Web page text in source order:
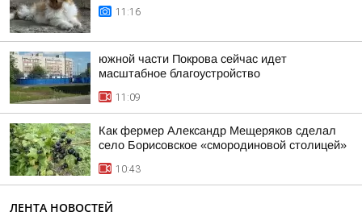
11:16
южной части Покрова сейчас идет
масштабное благоустройство
11:09
Как фермер Александр Мещеряков сделал
село Борисовское «смородиновой столицей»
10:43
ЛЕНТА НОВОСТЕЙ